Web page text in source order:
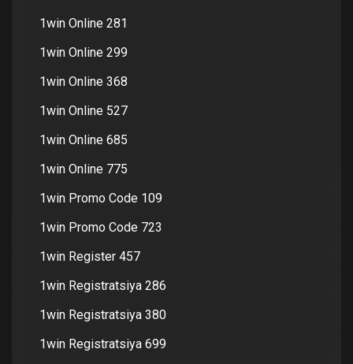
1win Online 281
1win Online 299
1win Online 368
1win Online 527
1win Online 685
1win Online 775
1win Promo Code 109
1win Promo Code 723
1win Register 457
1win Registratsiya 286
1win Registratsiya 380
1win Registratsiya 699